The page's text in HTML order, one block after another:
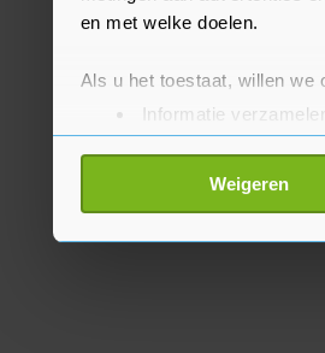
en met welke doelen.
Als u het toestaat, willen we
Informatie
Uw apparaat
Lees meer over hoe uw
toestemming op elk moment
Weigeren